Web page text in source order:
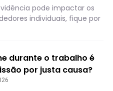
pode impactar os
individuais, fique por
durante o trabalho é
por justa causa?
pode acontecer